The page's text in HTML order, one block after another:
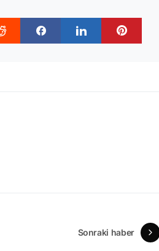
Sonraki haber